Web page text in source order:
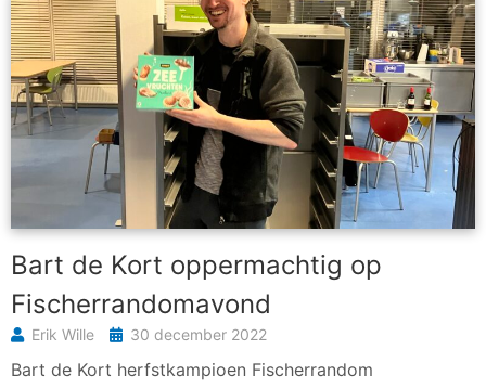
Bart de Kort oppermachtig op
Fischerrandomavond
Erik Wille 30 december 2022
Bart de Kort herfstkampioen Fischerrandom